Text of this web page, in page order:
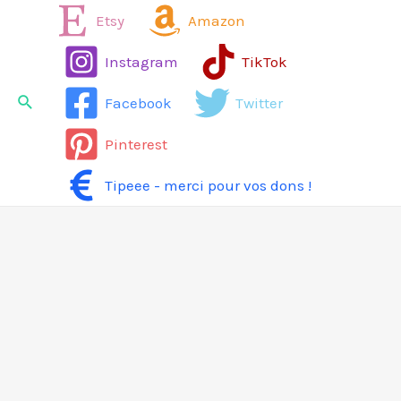
Rechercher
Etsy Amazon
Instagram TikTok
Facebook Twitter
Pinterest
Tipeee - merci pour vos dons !